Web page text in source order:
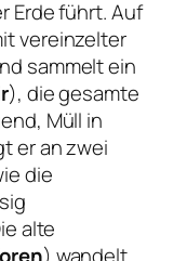
Erde führt. Auf
vereinzelter
sammelt ein
), die gesamte
Müll in
er an zwei
die
alte